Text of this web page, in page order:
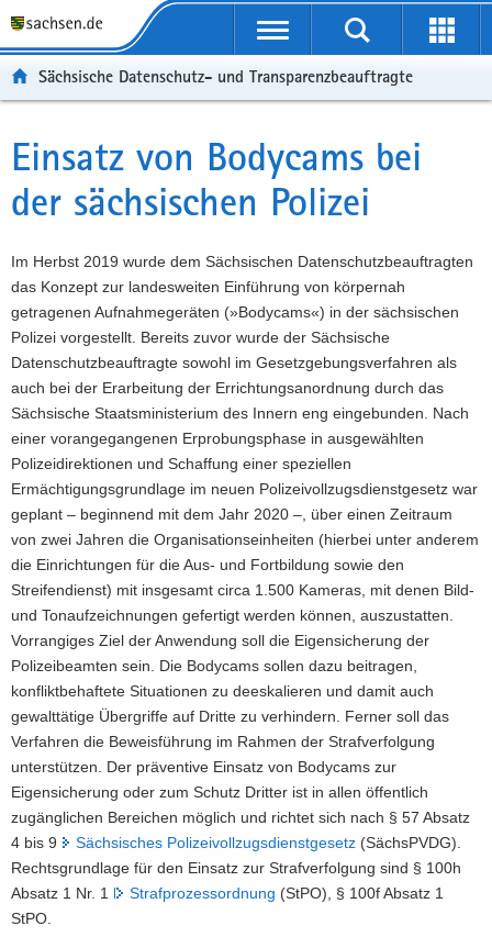
t
ü
b
e
g
r
e
i
f
e
n
d
e
N
a
v
i
g
a
t
i
o
n
t
n
a
v
g
a
t
i
o
n
p
n
h
a
t
t
-
B
e
e
i
c
h
Sächsische Datenschutz- und Transparenzbeauftragte
Hauptinhalt
Einsatz von Bodycams bei
der sächsischen Polizei
Im Herbst 2019 wurde dem Sächsischen Datenschutzbeauftragten
das Konzept zur landesweiten Einführung von körpernah
getragenen Aufnahmegeräten (»Bodycams«) in der sächsischen
Polizei vorgestellt. Bereits zuvor wurde der Sächsische
Datenschutzbeauftragte sowohl im Gesetzgebungsverfahren als
auch bei der Erarbeitung der Errichtungsanordnung durch das
Sächsische Staatsministerium des Innern eng eingebunden. Nach
einer vorangegangenen Erprobungsphase in ausgewählten
Polizeidirektionen und Schaffung einer speziellen
Ermächtigungsgrundlage im neuen Polizeivollzugsdienstgesetz war
geplant – beginnend mit dem Jahr 2020 –, über einen Zeitraum
von zwei Jahren die Organisationseinheiten (hierbei unter anderem
die Einrichtungen für die Aus- und Fortbildung sowie den
Streifendienst) mit insgesamt circa 1.500 Kameras, mit denen Bild-
und Tonaufzeichnungen gefertigt werden können, auszustatten.
Vorrangiges Ziel der Anwendung soll die Eigensicherung der
Polizeibeamten sein. Die Bodycams sollen dazu beitragen,
konfliktbehaftete Situationen zu deeskalieren und damit auch
gewalttätige Übergriffe auf Dritte zu verhindern. Ferner soll das
Verfahren die Beweisführung im Rahmen der Strafverfolgung
unterstützen. Der präventive Einsatz von Bodycams zur
Eigensicherung oder zum Schutz Dritter ist in allen öffentlich
zugänglichen Bereichen möglich und richtet sich nach § 57 Absatz
4 bis 9
Sächsisches Polizeivollzugsdienstgesetz (SächsPVDG).
Rechtsgrundlage für den Einsatz zur Strafverfolgung sind § 100h
Absatz 1 Nr. 1
Strafprozessordnung (StPO), § 100f Absatz 1
StPO.